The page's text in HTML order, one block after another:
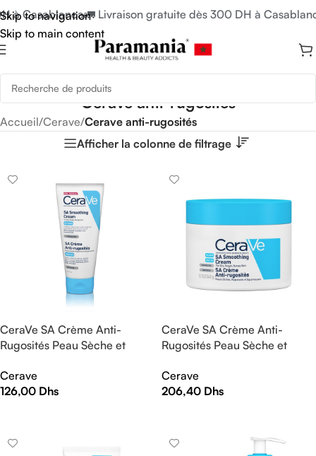
Skip to navigation
Skip to main content
à Casablanca🚛 Livraison gratuite dès 300 DH à
Cerave anti-rugosités
Accueil/Cerave/Cerave anti-rugosités
Afficher la colonne de filtrage
CeraVe SA Crème Anti-
Rugosités Peau Sèche et
Cerave
126,00 Dhs
CeraVe SA Crème Anti-
Rugosités Peau Sèche et
Cerave
206,40 Dhs